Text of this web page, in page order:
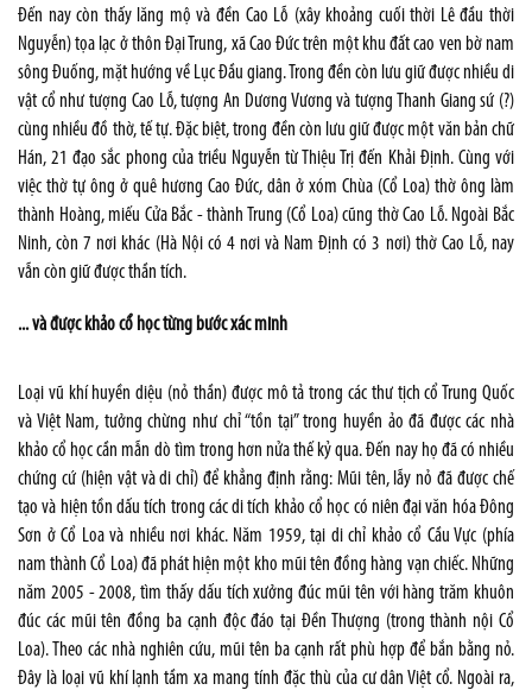
Đến nay còn thấy lăng mộ và đền Cao Lỗ (xây khoảng cuối thời Lê đầu thời
Nguyễn) tọa lạc ở thôn Đại Trung, xã Cao Đức trên một khu đất cao ven bờ nam
sông Đuống, mặt hướng về Lục Đầu giang. Trong đền còn lưu giữ được nhiều di
vật cổ như tượng Cao Lỗ, tượng An Dương Vương và tượng Thanh Giang sứ (?)
cùng nhiều đồ thờ, tế tự. Đặc biệt, trong đền còn lưu giữ được một văn bản chữ
Hán, 21 đạo sắc phong của triều Nguyễn từ Thiệu Trị đến Khải Định. Cùng với
việc thờ tự ông ở quê hương Cao Đức, dân ở xóm Chùa (Cổ Loa) thờ ông làm
thành Hoàng, miếu Cửa Bắc - thành Trung (Cổ Loa) cũng thờ Cao Lỗ. Ngoài Bắc
Ninh, còn 7 nơi khác (Hà Nội có 4 nơi và Nam Định có 3 nơi) thờ Cao Lỗ, nay
vẫn còn giữ được thần tích.
... và được khảo cổ học từng bước xác minh
Loại vũ khí huyền diệu (nỏ thần) được mô tả trong các thư tịch cổ Trung Quốc
và Việt Nam, tưởng chừng như chỉ “tồn tại” trong huyền ảo đã được các nhà
khảo cổ học cần mẫn dò tìm trong hơn nửa thế kỷ qua. Đến nay họ đã có nhiều
chứng cứ (hiện vật và di chỉ) để khẳng định rằng: Mũi tên, lẫy nỏ đã được chế
tạo và hiện tồn dấu tích trong các di tích khảo cổ học có niên đại văn hóa Đông
Sơn ở Cổ Loa và nhiều nơi khác. Năm 1959, tại di chỉ khảo cổ Cầu Vực (phía
nam thành Cổ Loa) đã phát hiện một kho mũi tên đồng hàng vạn chiếc. Những
năm 2005 - 2008, tìm thấy dấu tích xưởng đúc mũi tên với hàng trăm khuôn
đúc các mũi tên đồng ba cạnh độc đáo tại Đền Thượng (trong thành nội Cổ
Loa). Theo các nhà nghiên cứu, mũi tên ba cạnh rất phù hợp để bắn bằng nỏ.
Đây là loại vũ khí lạnh tầm xa mang tính đặc thù của cư dân Việt cổ. Ngoài ra,